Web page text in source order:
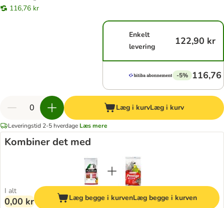
116,76 kr
Enkelt
levering
122,90 kr
-5% 116,76
Læg i kurvLæg i kurv
Leveringstid 2-5 hverdage Læs mere
Kombiner det med
I alt
0,00 kr Læg begge i kurvenLæg begge i kurven